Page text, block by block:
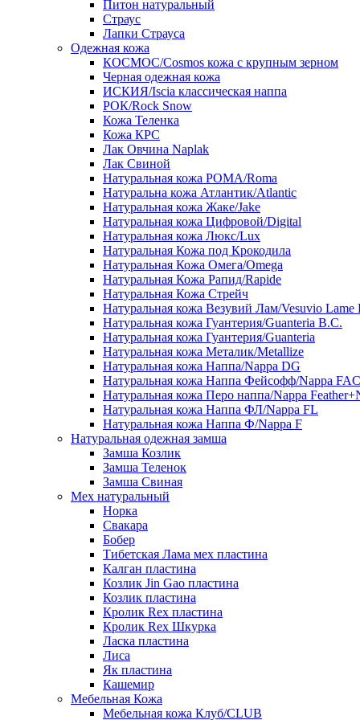
Питон натуральный
Страус
Лапки Страуса
Одежная кожа
КОСМОС/Cosmos кожа с крупным зерном
Черная одежная кожа
ИСКИЯ/Iscia классическая наппа
РОК/Rock Snow
Кожа Теленка
Кожа КРС
Лак Овчина Naplak
Лак Свиной
Натуральная кожа РОМА/Roma
Натуральна кожа Атлантик/Atlantic
Натуральная кожа Жаке/Jake
Натуральная кожа Цифровой/Digital
Натуральная кожа Люкс/Lux
Натуральная Кожа под Крокодила
Натуральная Кожа Омега/Omega
Натуральная Кожа Рапид/Rapide
Натуральная Кожа Стрейч
Натуральная кожа Везувий Лам/Vesuvio Lame
Натуральная кожа Гуантерия/Guanteria B.C.
Натуральная кожа Гуантерия/Guanteria
Натуральная кожа Металик/Metallize
Натуральная кожа Наппа/Nappa DG
Натуральная кожа Наппа Фейсофф/Nappa
Натуральная кожа Перо наппа/Nappa
Натуральная кожа Наппа ФЛ/Nappa FL
Натуральная кожа Наппа Ф/Nappa F
Натуральная одежная замша
Замша Козлик
Замша Теленок
Замша Свиная
Мех натуральный
Норка
Свакара
Бобер
Тибетская Лама мех пластина
Калган пластина
Козлик Jin Gao пластина
Козлик пластина
Кролик Rex пластина
Кролик Rex Шкурка
Ласка пластина
Лиса
Як пластина
Кашемир
Мебельная Кожа
Мебельная кожа Клуб/CLUB